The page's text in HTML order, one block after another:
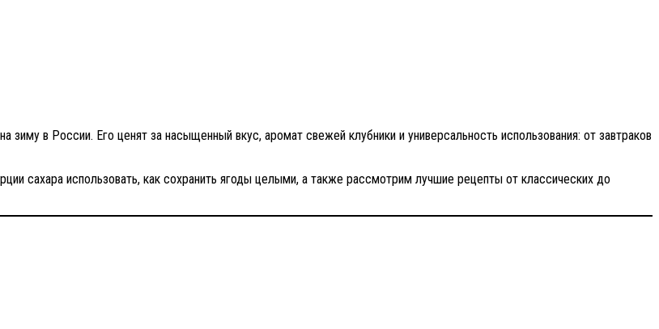
зиму в России. Его ценят за насыщенный вкус, аромат свежей клубники и универсальность использования: от завтраков
сахара использовать, как сохранить ягоды целыми, а также рассмотрим лучшие рецепты от классических до